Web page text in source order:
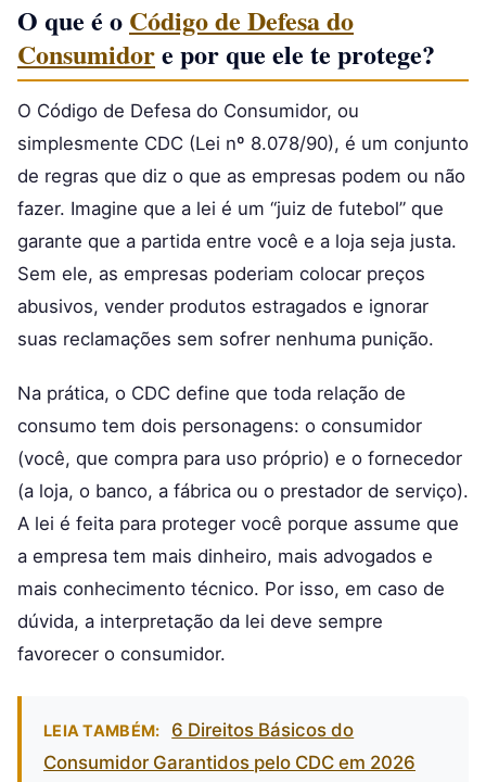
O que é o Código de Defesa do
Consumidore por que ele te protege?
O Código de Defesa do Consumidor, ou
simplesmente CDC (Lei nº 8.078/90), é um conjunto
de regras que diz o que as empresas podem ou não
fazer. Imagine que a lei é um “juiz de futebol” que
garante que a partida entre você e a loja seja justa.
Sem ele, as empresas poderiam colocar preços
abusivos, vender produtos estragados e ignorar
suas reclamações sem sofrer nenhuma punição.
Na prática, o CDC define que toda relação de
consumo tem dois personagens: o consumidor
(você, que compra para uso próprio) e o fornecedor
(a loja, o banco, a fábrica ou o prestador de serviço).
A lei é feita para proteger você porque assume que
a empresa tem mais dinheiro, mais advogados e
mais conhecimento técnico. Por isso, em caso de
dúvida, a interpretação da lei deve sempre
favorecer o consumidor.
LEIA TAMBÉM:
6 Direitos Básicos do
Consumidor Garantidos pelo CDC em 2026